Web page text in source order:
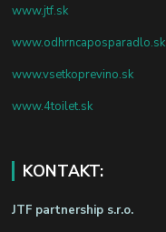
www.jtf.sk
www.odhrncaposparadlo.sk
www.vsetkoprevino.sk
www.4toilet.sk
KONTAKT:
JTF partnership s.r.o.